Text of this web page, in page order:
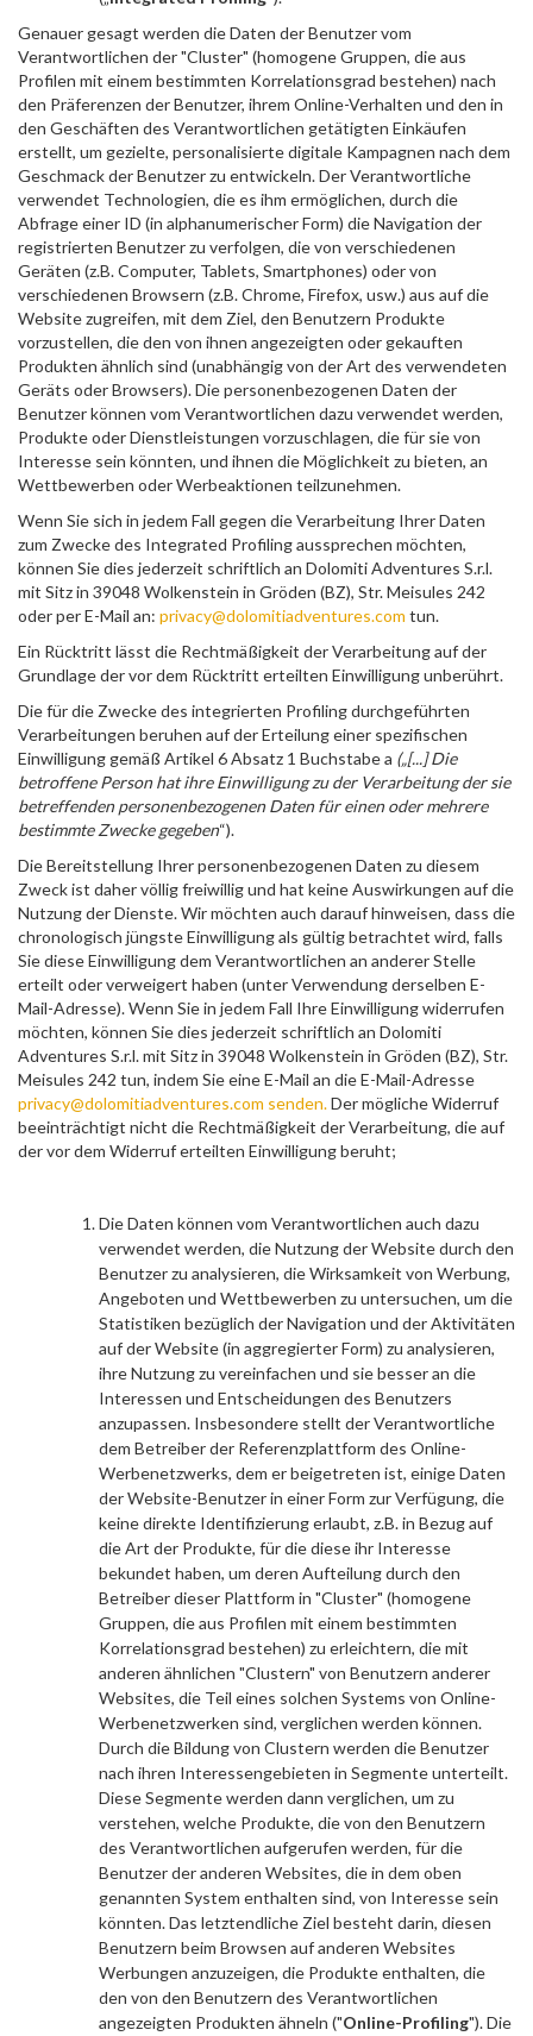
Genauer gesagt werden die Daten der Benutzer vom
Verantwortlichen der "Cluster" (homogene Gruppen, die aus
Profilen mit einem bestimmten Korrelationsgrad bestehen) nach
den Präferenzen der Benutzer, ihrem Online-Verhalten und den in
den Geschäften des Verantwortlichen getätigten Einkäufen
erstellt, um gezielte, personalisierte digitale Kampagnen nach dem
Geschmack der Benutzer zu entwickeln. Der Verantwortliche
verwendet Technologien, die es ihm ermöglichen, durch die
Abfrage einer ID (in alphanumerischer Form) die Navigation der
registrierten Benutzer zu verfolgen, die von verschiedenen
Geräten (z.B. Computer, Tablets, Smartphones) oder von
verschiedenen Browsern (z.B. Chrome, Firefox, usw.) aus auf die
Website zugreifen, mit dem Ziel, den Benutzern Produkte
vorzustellen, die den von ihnen angezeigten oder gekauften
Produkten ähnlich sind (unabhängig von der Art des verwendeten
Geräts oder Browsers). Die personenbezogenen Daten der
Benutzer können vom Verantwortlichen dazu verwendet werden,
Produkte oder Dienstleistungen vorzuschlagen, die für sie von
Interesse sein könnten, und ihnen die Möglichkeit zu bieten, an
Wettbewerben oder Werbeaktionen teilzunehmen.
Wenn Sie sich in jedem Fall gegen die Verarbeitung Ihrer Daten
zum Zwecke des Integrated Profiling aussprechen möchten,
können Sie dies jederzeit schriftlich an Dolomiti Adventures S.r.l.
mit Sitz in 39048 Wolkenstein in Gröden (BZ), Str. Meisules 242
oder per E-Mail an: privacy@dolomitiadventures.com tun.
Ein Rücktritt lässt die Rechtmäßigkeit der Verarbeitung auf der
Grundlage der vor dem Rücktritt erteilten Einwilligung unberührt.
Die für die Zwecke des integrierten Profiling durchgeführten
Verarbeitungen beruhen auf der Erteilung einer spezifischen
Einwilligung gemäß Artikel 6 Absatz 1 Buchstabe a („[...] Die
betroffene Person hat ihre Einwilligung zu der Verarbeitung der sie
betreffenden personenbezogenen Daten für einen oder mehrere
bestimmte Zwecke gegeben“).
Die Bereitstellung Ihrer personenbezogenen Daten zu diesem
Zweck ist daher völlig freiwillig und hat keine Auswirkungen auf die
Nutzung der Dienste. Wir möchten auch darauf hinweisen, dass die
chronologisch jüngste Einwilligung als gültig betrachtet wird, falls
Sie diese Einwilligung dem Verantwortlichen an anderer Stelle
erteilt oder verweigert haben (unter Verwendung derselben E-
Mail-Adresse). Wenn Sie in jedem Fall Ihre Einwilligung widerrufen
möchten, können Sie dies jederzeit schriftlich an Dolomiti
Adventures S.r.l. mit Sitz in 39048 Wolkenstein in Gröden (BZ), Str.
Meisules 242 tun, indem Sie eine E-Mail an die E-Mail-Adresse
privacy@dolomitiadventures.com senden.Der mögliche Widerruf
beeinträchtigt nicht die Rechtmäßigkeit der Verarbeitung, die auf
der vor dem Widerruf erteilten Einwilligung beruht;
Die Daten können vom Verantwortlichen auch dazu
verwendet werden, die Nutzung der Website durch den
Benutzer zu analysieren, die Wirksamkeit von Werbung,
Angeboten und Wettbewerben zu untersuchen, um die
Statistiken bezüglich der Navigation und der Aktivitäten
auf der Website (in aggregierter Form) zu analysieren,
ihre Nutzung zu vereinfachen und sie besser an die
Interessen und Entscheidungen des Benutzers
anzupassen. Insbesondere stellt der Verantwortliche
dem Betreiber der Referenzplattform des Online-
Werbenetzwerks, dem er beigetreten ist, einige Daten
der Website-Benutzer in einer Form zur Verfügung, die
keine direkte Identifizierung erlaubt, z.B. in Bezug auf
die Art der Produkte, für die diese ihr Interesse
bekundet haben, um deren Aufteilung durch den
Betreiber dieser Plattform in "Cluster" (homogene
Gruppen, die aus Profilen mit einem bestimmten
Korrelationsgrad bestehen) zu erleichtern, die mit
anderen ähnlichen "Clustern" von Benutzern anderer
Websites, die Teil eines solchen Systems von Online-
Werbenetzwerken sind, verglichen werden können.
Durch die Bildung von Clustern werden die Benutzer
nach ihren Interessengebieten in Segmente unterteilt.
Diese Segmente werden dann verglichen, um zu
verstehen, welche Produkte, die von den Benutzern
des Verantwortlichen aufgerufen werden, für die
Benutzer der anderen Websites, die in dem oben
genannten System enthalten sind, von Interesse sein
könnten. Das letztendliche Ziel besteht darin, diesen
Benutzern beim Browsen auf anderen Websites
Werbungen anzuzeigen, die Produkte enthalten, die
den von den Benutzern des Verantwortlichen
angezeigten Produkten ähneln ("Online-Profiling"). Die